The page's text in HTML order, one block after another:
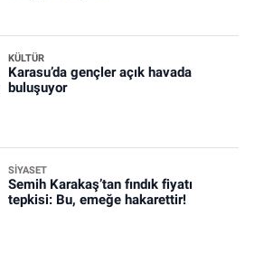
KÜLTÜR
Karasu’da gençler açık havada
buluşuyor
SİYASET
Semih Karakaş’tan fındık fiyatı
tepkisi: Bu, emeğe hakarettir!